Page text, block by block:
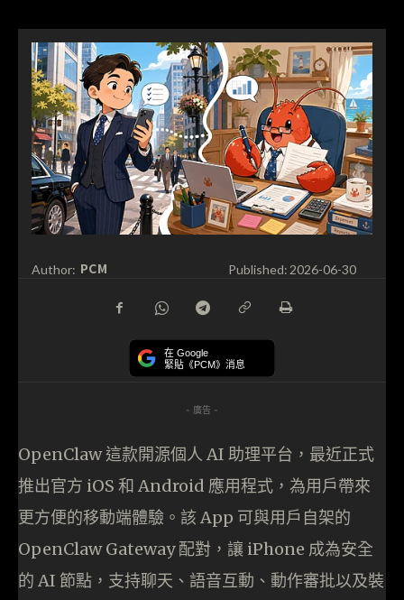
Author: PCM Published: 2026-06-30
在 Google
緊貼《PCM》消息
- 廣告 -
OpenClaw 這款開源個人 AI 助理平台，最近正式
推出官方 iOS 和 Android 應用程式，為用戶帶來
更方便的移動端體驗。該 App 可與用戶自架的
OpenClaw Gateway 配對，讓 iPhone 成為安全
的 AI 節點，支持聊天、語音互動、動作審批以及裝